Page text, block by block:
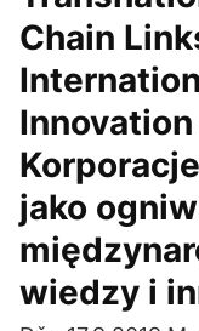
Chain
jako
wiedzy i